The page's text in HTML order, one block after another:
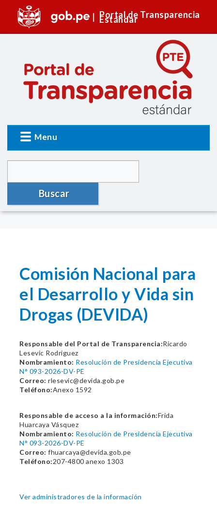
Portal de Transparencia
Estándar
Menu
Buscar
Comisión Nacional para
el Desarrollo y Vida sin
Drogas (DEVIDA)
Responsable del Portal de Transparencia:Ricardo
Lesevic Rodriguez
Nombramiento: Resolución de Presidencia Ejecutiva
N° 093-2026-DV-PE
Correo: rlesevic@devida.gob.pe
Teléfono:Anexo 1592
Responsable de acceso a la información:Frida
Huarcaya Vásquez
Nombramiento: Resolución de Presidencia Ejecutiva
N° 093-2026-DV-PE
Correo: fhuarcaya@devida.gob.pe
Teléfono:207-4800 anexo 1303
Ver administradores de la información